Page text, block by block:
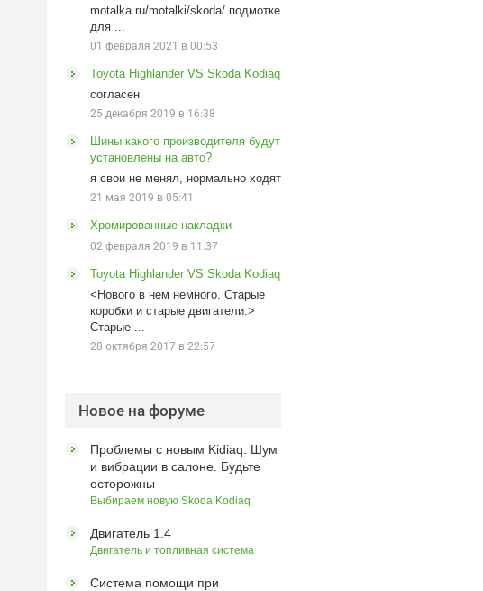
motalka.ru/motalki/skoda/ подмотке
для ...
01 февраля 2021 в 00:53
Toyota Highlander VS Skoda Kodiaq
согласен
25 декабря 2019 в 16:38
Шины какого производителя будут
установлены на авто?
я свои не менял, нормально ходят
21 мая 2019 в 05:41
Хромированные накладки
02 февраля 2019 в 11:37
Toyota Highlander VS Skoda Kodiaq
<Нового в нем немного. Старые
коробки и старые двигатели.>
Старые ...
28 октября 2017 в 22:57
Новое на форуме
Проблемы с новым Kidiaq. Шум
и вибрации в салоне. Будьте
осторожны
Выбираем новую Skoda Kodiaq
Двигатель 1.4
Двигатель и топливная система
Система помощи при